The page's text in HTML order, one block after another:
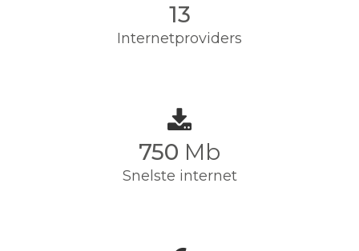
13
Internetproviders
750 Mb
Snelste internet